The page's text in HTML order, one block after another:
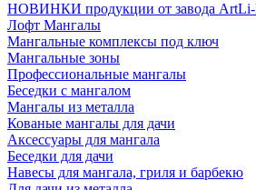
НОВИНКИ продукции от завода ArtLi-
Лофт Мангалы
Мангальные комплексы под ключ
Мангальные зоны
Профессиональные мангалы
Беседки с мангалом
Мангалы из металла
Кованые мангалы для дачи
Аксессуары для мангала
Беседки для дачи
Навесы для мангала, гриля и барбекю